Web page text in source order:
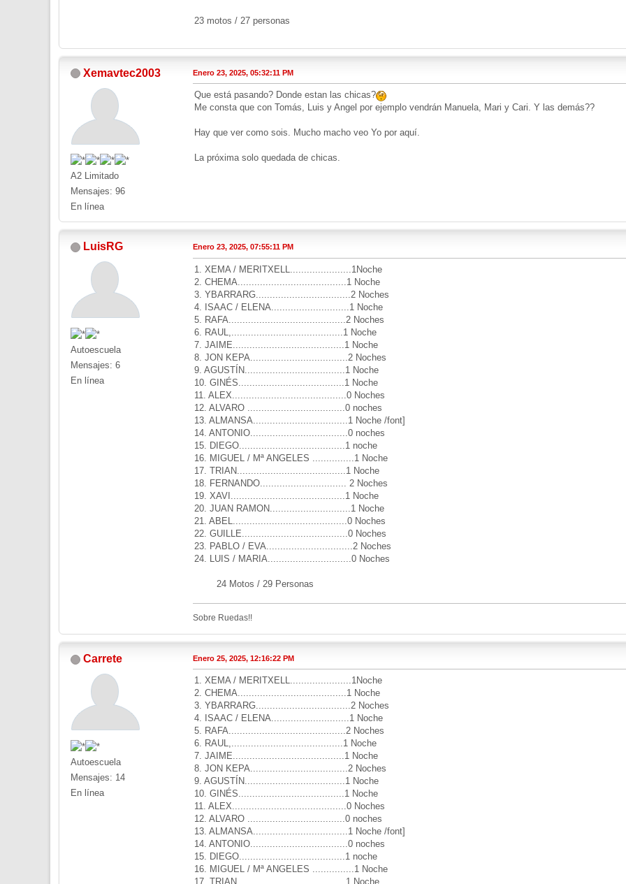
23 motos / 27 personas
Xemavtec2003
A2 Limitado
Mensajes: 96
En línea
Enero 23, 2025, 05:32:11 PM
Que está pasando? Donde estan las chicas?
Me consta que con Tomás, Luis y Angel por ejemplo vendrán Manuela, Mari y Cari. Y las demás??
Hay que ver como sois. Mucho macho veo Yo por aquí.
La próxima solo quedada de chicas.
LuisRG
Autoescuela
Mensajes: 6
En línea
Enero 23, 2025, 07:55:11 PM
1. XEMA / MERITXELL......................1Noche
2. CHEMA.......................................1 Noche
3. YBARRARG..................................2 Noches
4. ISAAC / ELENA............................1 Noche
5. RAFA..........................................2 Noches
6. RAUL,........................................1 Noche
7. JAIME........................................1 Noche
8. JON KEPA...................................2 Noches
9. AGUSTÍN....................................1 Noche
10. GINÉS......................................1 Noche
11. ALEX.........................................0 Noches
12. ALVARO ...................................0 noches
13. ALMANSA..................................1 Noche /font]
14. ANTONIO...................................0 noches
15. DIEGO......................................1 noche
16. MIGUEL / Mª ANGELES ...............1 Noche
17. TRIAN.......................................1 Noche
18. FERNANDO............................... 2 Noches
19. XAVI.........................................1 Noche
20. JUAN RAMON.............................1 Noche
21. ABEL.........................................0 Noches
22. GUILLE......................................0 Noches
23. PABLO / EVA...............................2 Noches
24. LUIS / MARIA..............................0 Noches
24 Motos / 29 Personas
Sobre Ruedas!!
Carrete
Autoescuela
Mensajes: 14
En línea
Enero 25, 2025, 12:16:22 PM
1. XEMA / MERITXELL......................1Noche
2. CHEMA.......................................1 Noche
3. YBARRARG..................................2 Noches
4. ISAAC / ELENA............................1 Noche
5. RAFA..........................................2 Noches
6. RAUL,........................................1 Noche
7. JAIME........................................1 Noche
8. JON KEPA...................................2 Noches
9. AGUSTÍN....................................1 Noche
10. GINÉS......................................1 Noche
11. ALEX.........................................0 Noches
12. ALVARO ...................................0 noches
13. ALMANSA..................................1 Noche /font]
14. ANTONIO...................................0 noches
15. DIEGO......................................1 noche
16. MIGUEL / Mª ANGELES ...............1 Noche
17. TRIAN.......................................1 Noche